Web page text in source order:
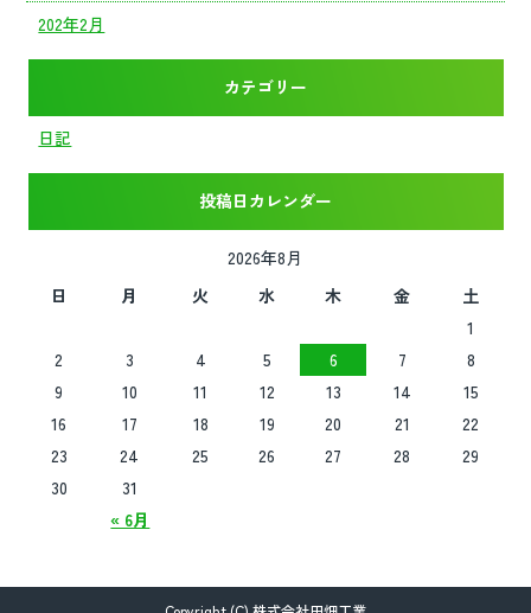
202年2月
カテゴリー
日記
投稿日カレンダー
2026年8月
日
月 火 水 木 金 土
« 6月
1
2
3 4 5 6 7
8
9
10 11 12 13 14
15
16
17 18 19 20 21
22
23
24 25 26 27 28
29
30
31